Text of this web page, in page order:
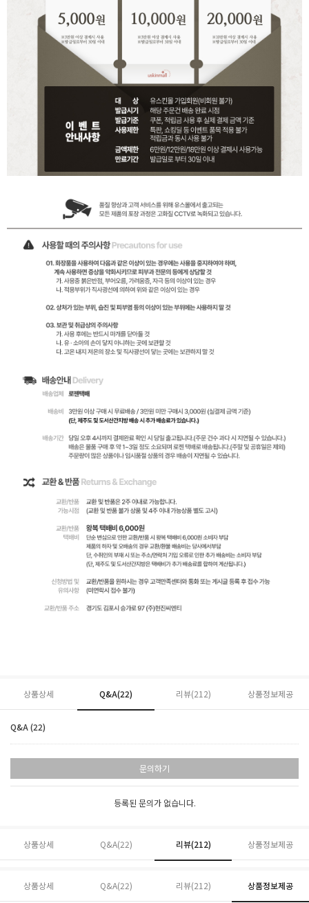
상품상세 Q&A(22) 리뷰(212) 상품정보제공
Q&A (22)
문의하기
등록된 문의가 없습니다.
상품상세 Q&A(22) 리뷰(212) 상품정보제공
상품상세 Q&A(22) 리뷰(212) 상품정보제공